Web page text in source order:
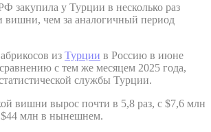
закупила у Турции в несколько раз
вишни, чем за аналогичный период
из Турции в Россию в июне
с тем же месяцем 2025 года,
службы Турции.
вишни вырос почти в 5,8 раз, с $7,6 млн
млн в нынешнем.